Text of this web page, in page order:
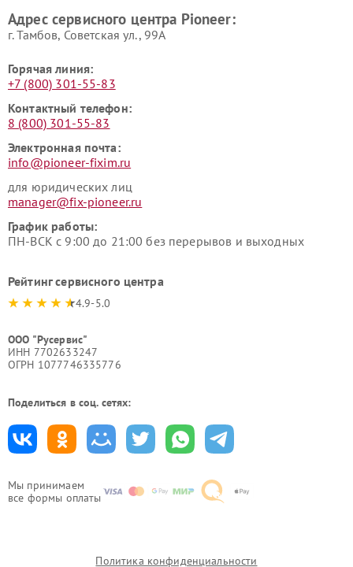
Мы принимаем
все формы оплаты
Адрес сервисного центра Pioneer:
г. Тамбов, Советская ул., 99А
Горячая линия:
+7 (800) 301-55-83
Контактный телефон:
8 (800) 301-55-83
Электронная почта:
info@pioneer-fixim.ru
для юридических лиц
manager@fix-pioneer.ru
График работы:
ПН-ВСК с 9:00 до 21:00 без перерывов и выходных
Рейтинг сервисного центра
4.9-5.0
ООО "Русервис"
ИНН 7702633247
ОГРН 1077746335776
Поделиться в соц. сетях:
Политика конфиденциальности